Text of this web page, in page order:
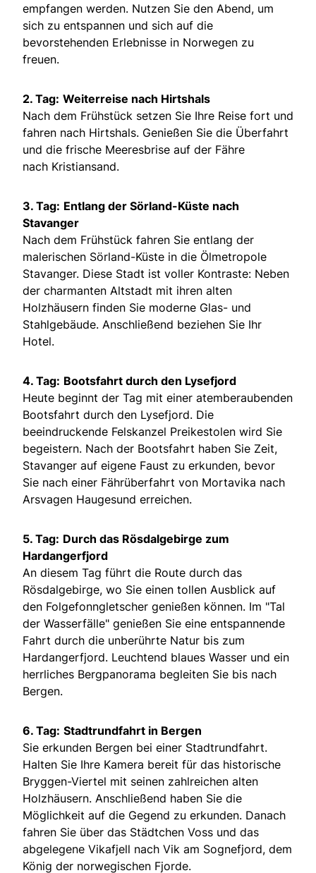
empfangen werden. Nutzen Sie den Abend, um
sich zu entspannen und sich auf die
bevorstehenden Erlebnisse in Norwegen zu
freuen.
2. Tag: Weiterreise nach Hirtshals
Nach dem Frühstück setzen Sie Ihre Reise fort und
fahren nach Hirtshals. Genießen Sie die Überfahrt
und die frische Meeresbrise auf der Fähre
nach Kristiansand.
3. Tag: Entlang der Sörland-Küste nach
Stavanger
Nach dem Frühstück fahren Sie entlang der
malerischen Sörland-Küste in die Ölmetropole
Stavanger. Diese Stadt ist voller Kontraste: Neben
der charmanten Altstadt mit ihren alten
Holzhäusern finden Sie moderne Glas- und
Stahlgebäude. Anschließend beziehen Sie Ihr
Hotel.
4. Tag: Bootsfahrt durch den Lysefjord
Heute beginnt der Tag mit einer atemberaubenden
Bootsfahrt durch den Lysefjord. Die
beeindruckende Felskanzel Preikestolen wird Sie
begeistern. Nach der Bootsfahrt haben Sie Zeit,
Stavanger auf eigene Faust zu erkunden, bevor
Sie nach einer Fährüberfahrt von Mortavika nach
Arsvagen Haugesund erreichen.
5. Tag: Durch das Rösdalgebirge zum
Hardangerfjord
An diesem Tag führt die Route durch das
Rösdalgebirge, wo Sie einen tollen Ausblick auf
den Folgefonngletscher genießen können. Im "Tal
der Wasserfälle" genießen Sie eine entspannende
Fahrt durch die unberührte Natur bis zum
Hardangerfjord. Leuchtend blaues Wasser und ein
herrliches Bergpanorama begleiten Sie bis nach
Bergen.
6. Tag: Stadtrundfahrt in Bergen
Sie erkunden Bergen bei einer Stadtrundfahrt.
Halten Sie Ihre Kamera bereit für das historische
Bryggen-Viertel mit seinen zahlreichen alten
Holzhäusern. Anschließend haben Sie die
Möglichkeit auf die Gegend zu erkunden. Danach
fahren Sie über das Städtchen Voss und das
abgelegene Vikafjell nach Vik am Sognefjord, dem
König der norwegischen Fjorde.